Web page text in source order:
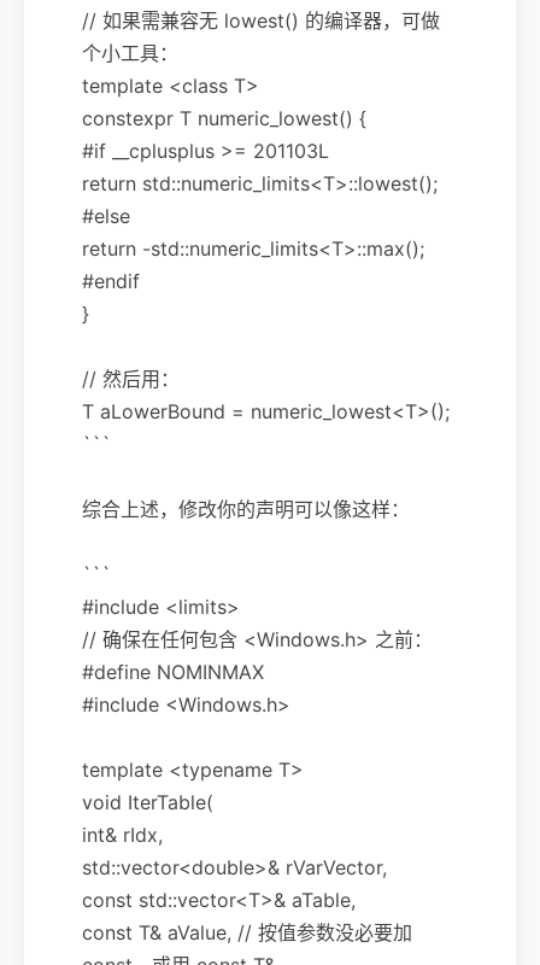
// 如果需兼容无 lowest() 的编译器，可做
个小工具：
template <class T>
constexpr T numeric_lowest() {
#if __cplusplus >= 201103L
return std::numeric_limits<T>::lowest();
#else
return -std::numeric_limits<T>::max();
#endif
}
// 然后用：
T aLowerBound = numeric_lowest<T>();
```
综合上述，修改你的声明可以像这样：
```
#include <limits>
// 确保在任何包含 <Windows.h> 之前：
#define NOMINMAX
#include <Windows.h>
template <typename T>
void IterTable(
int& rIdx,
std::vector<double>& rVarVector,
const std::vector<T>& aTable,
const T& aValue, // 按值参数没必要加